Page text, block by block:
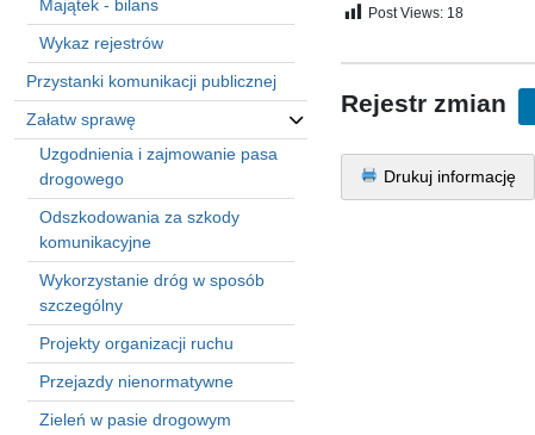
Kontakt
Automatically
Hierarchic
Categories
Menu
Version
2.1.0
Author:
Atakan
Docs:
Majątek - bilans
Wykaz rejestrów
Przystanki komunikacji publicznej
Załatw sprawę
Uzgodnienia i zajmowanie pasa
drogowego
Odszkodowania za szkody
komunikacyjne
Wykorzystanie dróg w sposób
szczególny
Projekty organizacji ruchu
Przejazdy nienormatywne
Zieleń w pasie drogowym
Post Views: 18
Rejestr zmian
Drukuj informację